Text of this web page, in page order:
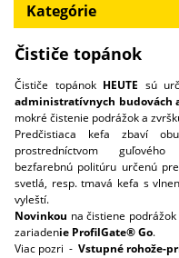
Kategórie
Čističe topánok
Čističe topánok HEUTE sú
administratívnych budovách
mokré čistenie podrážok a
Predčistiaca kefa zbaví
prostredníctvom
bezfarebnú politúru určenú
svetlá, resp. tmavá kefa s
vyleští.
Novinkou na čistiene
zariadenie ProfilGate® Go.
Viac pozri - Vstupné rohože-